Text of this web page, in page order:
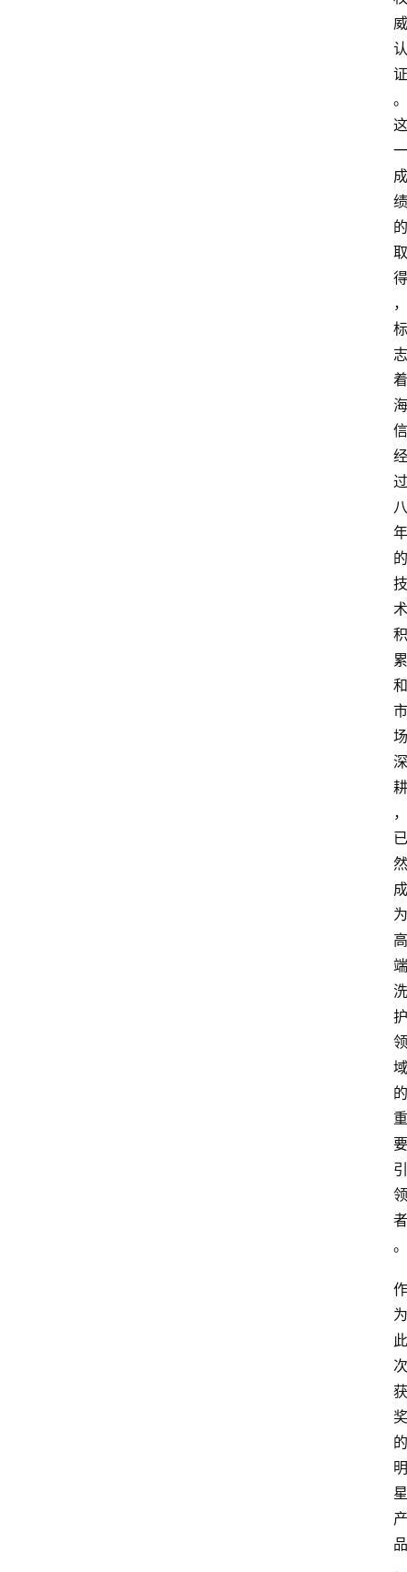
威
认
证
。
这
一
成
绩
的
取
得
，
标
志
着
海
信
经
过
八
年
的
技
术
积
累
和
市
场
深
耕
，
已
然
成
为
高
端
洗
护
领
域
的
重
要
引
领
者
。
作
为
此
次
获
奖
的
明
星
产
品